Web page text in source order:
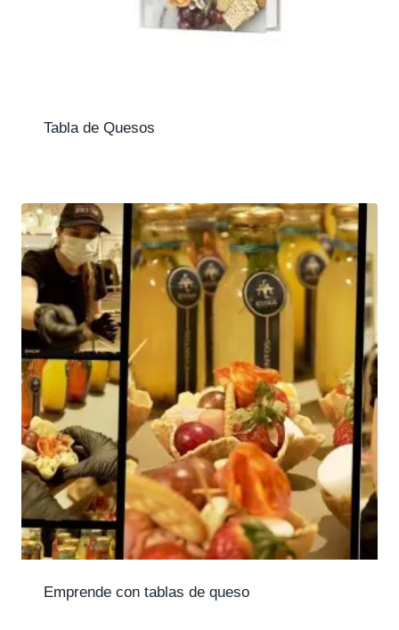
Tabla de Quesos
Emprende con tablas de queso